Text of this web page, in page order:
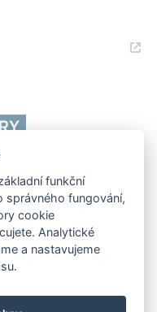
Brně,
Fakulta
architektury
funkční
správného fungování,
cookie
Analytické
a nastavujeme